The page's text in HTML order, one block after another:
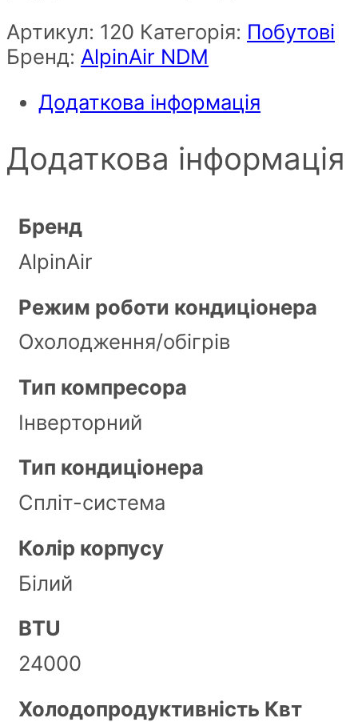
Артикул: 120 Категорія: Побутові
Бренд: AlpinAir NDM
Додаткова інформація
Додаткова інформація
Бренд
AlpinAir
Режим роботи кондиціонера
Охолодження/обігрів
Тип компресора
Інверторний
Тип кондиціонера
Спліт-система
Колір корпусу
Білий
BTU
24000
Холодопродуктивність Квт